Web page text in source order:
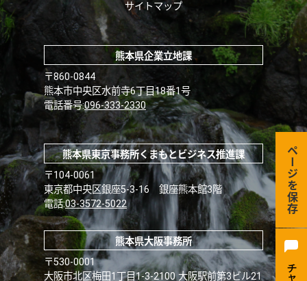
サイトマップ
熊本県企業立地課
〒860-0844
熊本市中央区水前寺6丁目18番1号
電話番号:096-333-2330
熊本県東京事務所くまもとビジネス推進課
〒104-0061
東京都中央区銀座5-3-16 銀座熊本館3階
電話:03-3572-5022
熊本県大阪事務所
〒530-0001
大阪市北区梅田1丁目1-3-2100 大阪駅前第3ビル21
ページを保存